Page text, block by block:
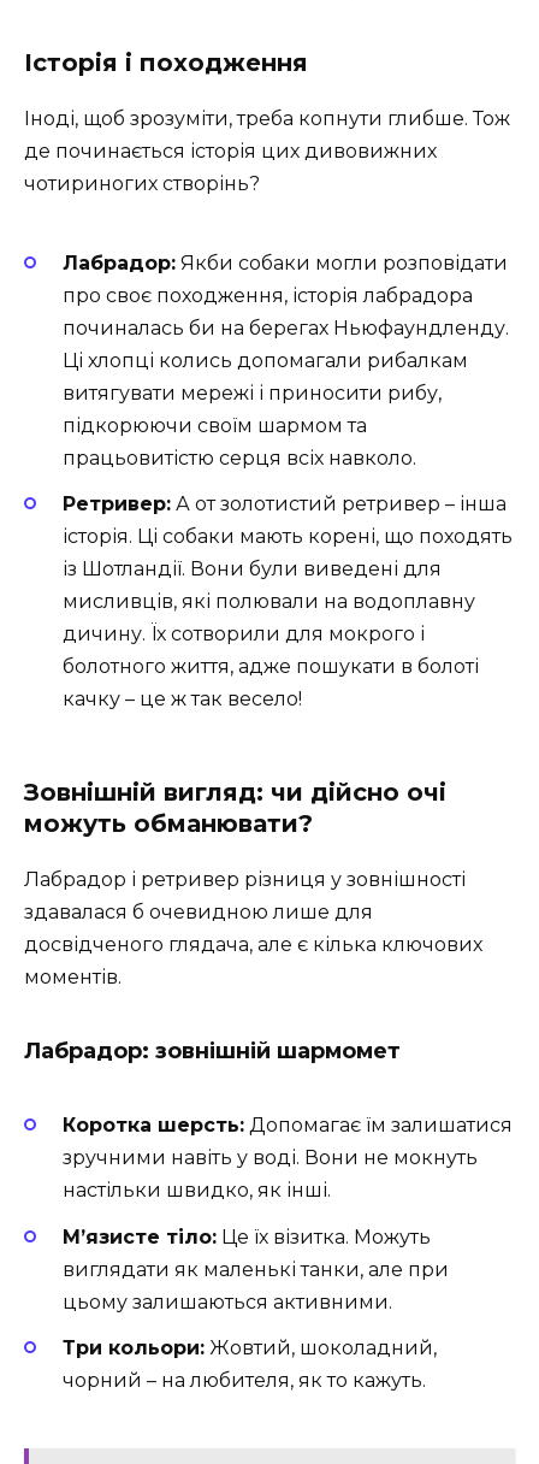
Історія і походження
Іноді, щоб зрозуміти, треба копнути глибше. Тож
де починається історія цих дивовижних
чотириногих створінь?
Лабрадор: Якби собаки могли розповідати
про своє походження, історія лабрадора
починалась би на берегах Ньюфаундленду.
Ці хлопці колись допомагали рибалкам
витягувати мережі і приносити рибу,
підкорюючи своїм шармом та
працьовитістю серця всіх навколо.
Ретривер: А от золотистий ретривер – інша
історія. Ці собаки мають корені, що походять
із Шотландії. Вони були виведені для
мисливців, які полювали на водоплавну
дичину. Їх сотворили для мокрого і
болотного життя, адже пошукати в болоті
качку – це ж так весело!
Зовнішній вигляд: чи дійсно очі
можуть обманювати?
Лабрадор і ретривер різниця у зовнішності
здавалася б очевидною лише для
досвідченого глядача, але є кілька ключових
моментів.
Лабрадор: зовнішній шармомет
Коротка шерсть: Допомагає їм залишатися
зручними навіть у воді. Вони не мокнуть
настільки швидко, як інші.
М’язисте тіло: Це їх візитка. Можуть
виглядати як маленькі танки, але при
цьому залишаються активними.
Три кольори: Жовтий, шоколадний,
чорний – на любителя, як то кажуть.